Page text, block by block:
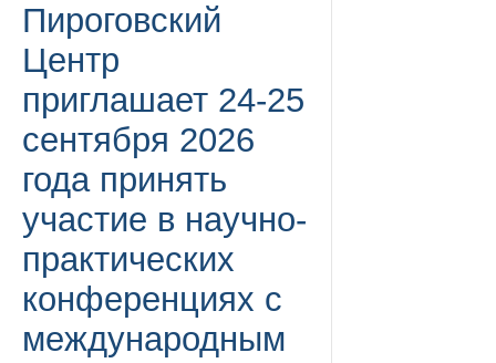
Пироговский
Центр
приглашает 24-25
сентября 2026
года принять
участие в научно-
практических
конференциях с
международным